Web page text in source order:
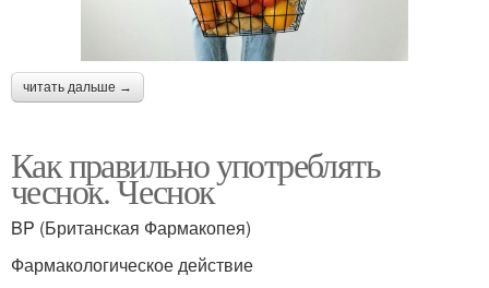
читать дальше →
Как правильно употреблять
чеснок. Чеснок
BP (Британская Фармакопея)
Фармакологическое действие